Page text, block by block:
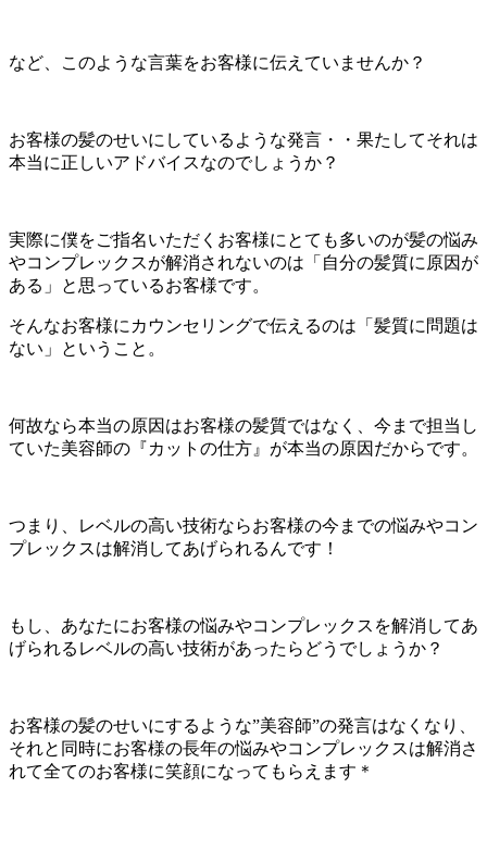
など、このような言葉をお客様に伝えていませんか？
お客様の髪のせいにしているような発言・・果たしてそれは
本当に正しいアドバイスなのでしょうか？
実際に僕をご指名いただくお客様にとても多いのが髪の悩み
やコンプレックスが解消されないのは「自分の髪質に原因が
ある」と思っているお客様です。
そんなお客様にカウンセリングで伝えるのは「髪質に問題は
ない」ということ。
何故なら本当の原因はお客様の髪質ではなく、今まで担当し
ていた美容師の『カットの仕方』が本当の原因だからです。
つまり、レベルの高い技術ならお客様の今までの悩みやコン
プレックスは解消してあげられるんです！
もし、あなたにお客様の悩みやコンプレックスを解消してあ
げられるレベルの高い技術があったらどうでしょうか？
お客様の髪のせいにするような”美容師”の発言はなくなり、
それと同時にお客様の長年の悩みやコンプレックスは解消さ
れて全てのお客様に笑顔になってもらえます＊